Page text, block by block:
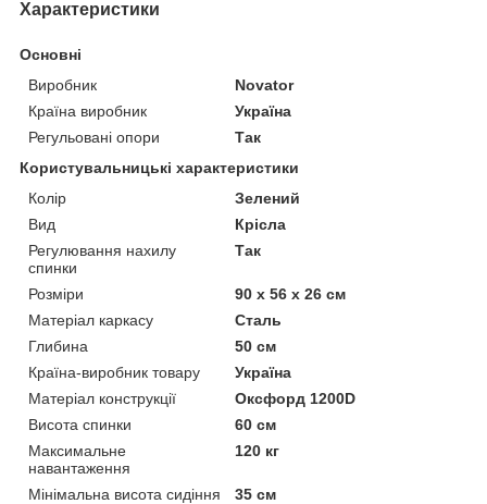
Характеристики
Основні
Виробник
Novator
Країна виробник
Україна
Регульовані опори
Так
Користувальницькі характеристики
Колір
Зелений
Вид
Крісла
Регулювання нахилу
спинки
Так
Розміри
90 х 56 х 26 см
Матеріал каркасу
Сталь
Глибина
50 см
Країна-виробник товару
Україна
Матеріал конструкції
Оксфорд 1200D
Висота спинки
60 см
Максимальне
навантаження
120 кг
Мінімальна висота сидіння
35 см